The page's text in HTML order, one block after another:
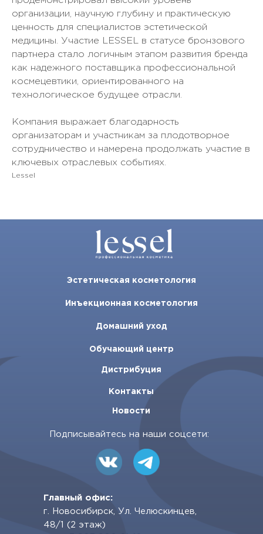
организации, научную глубину и практическую
ценность для специалистов эстетической
медицины. Участие LESSEL в статусе бронзового
партнера стало логичным этапом развития бренда
как надежного поставщика профессиональной
космецевтики, ориентированного на
технологическое будущее отрасли.
Компания выражает благодарность
организаторам и участникам за плодотворное
сотрудничество и намерена продолжать участие в
ключевых отраслевых событиях.
Lessel
Эстетическая косметология
Домашний уход
Инъекционная косметология
Обучающий центр
Контакты
Новости
Дистрибуция
Подписывайтесь на наши соцсети:
Главный офис:
г. Новосибирск, Ул. Челюскинцев,
48/1 (2 этаж)